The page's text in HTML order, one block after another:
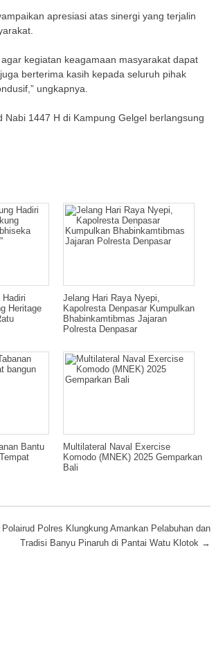
apresiasi atas sinergi yang terjalin
kegiatan keagamaan masyarakat dapat
berterima kasih kepada seluruh pihak
ungkapnya.
1447 H di Kampung Gelgel berlangsung
Heritage
Jelang Hari Raya Nyepi,
Kapolresta Denpasar Kumpulkan
Bhabinkamtibmas Jajaran
Polresta Denpasar
Bantu
Multilateral Naval Exercise
Komodo (MNEK) 2025 Gemparkan
Bali
Polairud Polres Klungkung Amankan Pelabuhan dan
Tradisi Banyu Pinaruh di Pantai Watu Klotok →